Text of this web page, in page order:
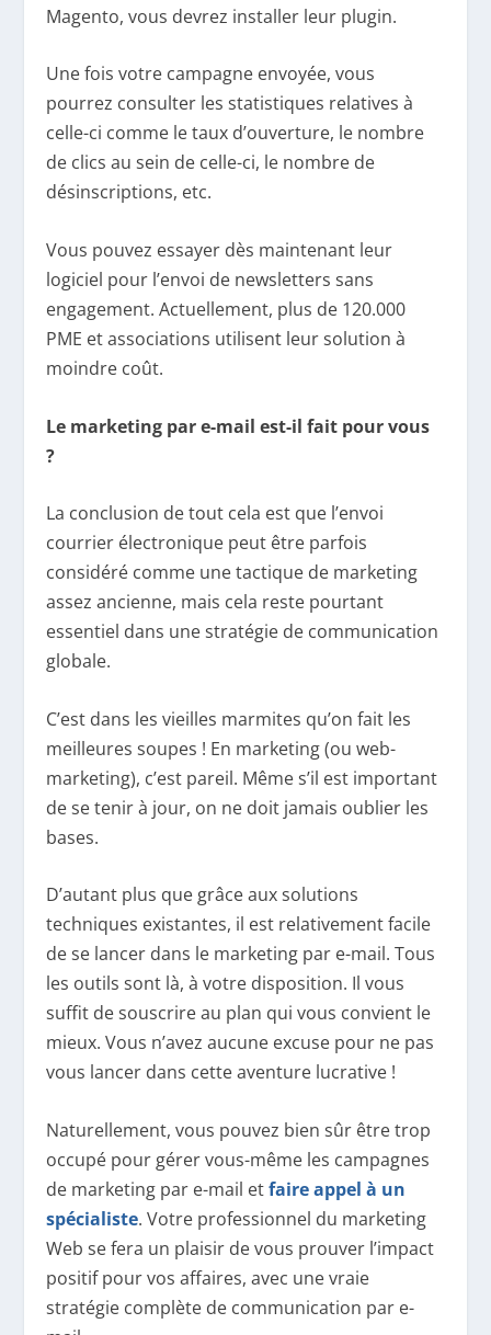
Magento, vous devrez installer leur plugin.
Une fois votre campagne envoyée, vous
pourrez consulter les statistiques relatives à
celle-ci comme le taux d’ouverture, le nombre
de clics au sein de celle-ci, le nombre de
désinscriptions, etc.
Vous pouvez essayer dès maintenant leur
logiciel pour l’envoi de newsletters sans
engagement. Actuellement, plus de 120.000
PME et associations utilisent leur solution à
moindre coût.
Le marketing par e-mail est-il fait pour vous
?
La conclusion de tout cela est que l’envoi
courrier électronique peut être parfois
considéré comme une tactique de marketing
assez ancienne, mais cela reste pourtant
essentiel dans une stratégie de communication
globale.
C’est dans les vieilles marmites qu’on fait les
meilleures soupes ! En marketing (ou web-
marketing), c’est pareil. Même s’il est important
de se tenir à jour, on ne doit jamais oublier les
bases.
D’autant plus que grâce aux solutions
techniques existantes, il est relativement facile
de se lancer dans le marketing par e-mail. Tous
les outils sont là, à votre disposition. Il vous
suffit de souscrire au plan qui vous convient le
mieux. Vous n’avez aucune excuse pour ne pas
vous lancer dans cette aventure lucrative !
Naturellement, vous pouvez bien sûr être trop
occupé pour gérer vous-même les campagnes
de marketing par e-mail etfaire appel à un
spécialiste. Votre professionnel du marketing
Web se fera un plaisir de vous prouver l’impact
positif pour vos affaires, avec une vraie
stratégie complète de communication par e-